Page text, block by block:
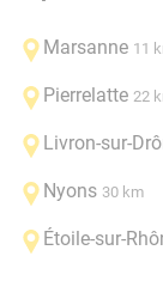
Marsanne 11
Pierrelatte 22
Livron-sur-
Nyons 30 km
Étoile-sur-